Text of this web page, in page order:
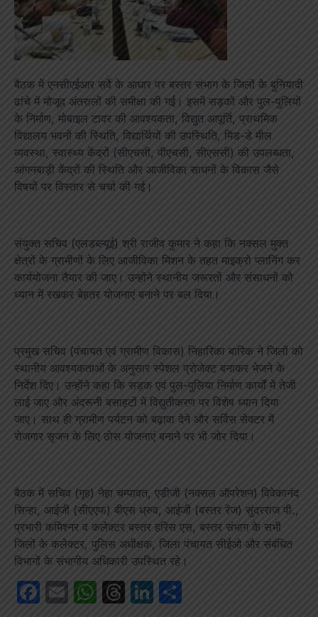
बैठक में एनसीएईआर सर्वे के आधार पर बस्तर संभाग के जिलों के बुनियादी
ढांचे में मौजूद अंतरालों की समीक्षा की गई। इसमें सड़कों और पुल-पुलियों
के निर्माण, मोबाइल टावर की आवश्यकता, विद्युत आपूर्ति, प्राथमिक
विद्यालय भवनों की स्थिति, विद्यार्थियों की उपस्थिति, मिड-डे मील
व्यवस्था, स्वास्थ्य केंद्रों (सीएचसी, पीएचसी, सीएससी) की उपलब्धता,
आंगनबाड़ी केंद्रों की स्थिति और आजीविका साधनों के विकास जैसे
विषयों पर विस्तार से चर्चा की गई।
संयुक्त सचिव (एलडब्ल्यूई) श्री राजीव कुमार ने कहा कि नक्सल मुक्त
क्षेत्रों के ग्रामीणों के लिए आजीविका मिशन के तहत माइक्रो प्लानिंग कर
कार्ययोजना तैयार की जाए। उन्होंने स्थानीय जरूरतों और संसाधनों को
ध्यान में रखकर बेहतर योजनाएं बनाने पर बल दिया।
प्रमुख सचिव (पंचायत एवं ग्रामीण विकास) निहारिका बारिक ने जिलों को
स्थानीय आवश्यकताओं के अनुसार स्पेशल प्रोजेक्ट बनाकर भेजने के
निर्देश दिए। उन्होंने कहा कि सड़क एवं पुल-पुलिया निर्माण कार्यों में तेजी
लाई जाए और अंदरूनी बसाहटों में विद्युतीकरण पर विशेष ध्यान दिया
जाए। साथ ही ग्रामीण पर्यटन को बढ़ावा देने और सर्विस सेक्टर में
रोजगार सृजन के लिए ठोस योजनाएं बनाने पर भी जोर दिया।
बैठक में सचिव (गृह) नेहा चम्पावत, एडीजी (नक्सल ऑपरेशन) विवेकानंद
सिन्हा, आईजी (सीएएफ) बीएस ध्रुव, आईजी (बस्तर रेंज) सुंदरराज पी.,
प्रभारी कमिश्नर व कलेक्टर बस्तर हरिस एस, बस्तर संभाग के सभी
जिलों के कलेक्टर, पुलिस अधीक्षक, जिला पंचायत सीईओ और संबंधित
विभागों के संभागीय अधिकारी उपस्थित रहे।
Facebook
EmailWhatsApp
Threads
LinkedIn